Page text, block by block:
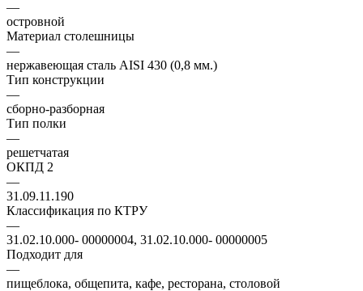
—
островной
Материал столешницы
—
нержавеющая сталь AISI 430 (0,8 мм.)
Тип конструкции
—
сборно-разборная
Тип полки
—
решетчатая
ОКПД 2
—
31.09.11.190
Классификация по КТРУ
—
31.02.10.000- 00000004, 31.02.10.000- 00000005
Подходит для
—
пищеблока, общепита, кафе, ресторана, столовой